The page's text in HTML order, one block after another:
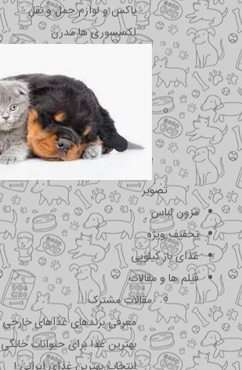
باکس و لوازم حمل و نقل
اکسسوری ها مدرن
تصویر
مزون لباس
تخفیف ویژه
غذای باز کیلویی
فیلم ها و مقالات
مقالات مشترک
معرفی برندهای غذاهای خارجی
بهترین غذا برای حیوانات خانگی